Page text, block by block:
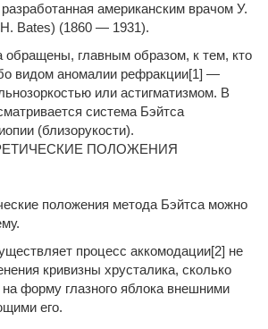
американским врачом У.
Bates) (1860 — 1931).
обращены, главным образом, к тем, кто
видом аномалии рефракции[1] —
или астигматизмом. В
система Бэйтса
(близорукости).
ПОЛОЖЕНИЯ
положения метода Бэйтса можно
процесс аккомодации[2] не
кривизны хрусталика, сколько
форму глазного яблока внешними
его.